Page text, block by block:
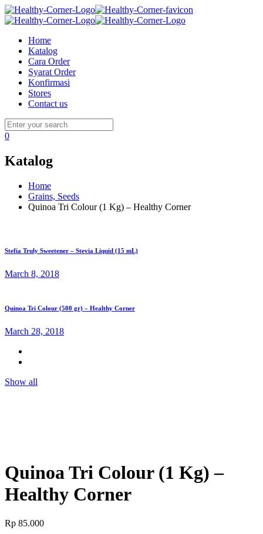
Home
Katalog
Cara Order
Syarat Order
Konfirmasi
Stores
Contact us
0
Katalog
Home
Grains, Seeds
Quinoa Tri Colour (1 Kg) – Healthy Corner
Stefia Truly Sweetener – Stevia Liquid (15 mL)
March 8, 2018
Quinoa Tri Colour (500 gr) – Healthy Corner
March 28, 2018
Show all
Quinoa Tri Colour (1 Kg) –
Healthy Corner
Rp 85.000